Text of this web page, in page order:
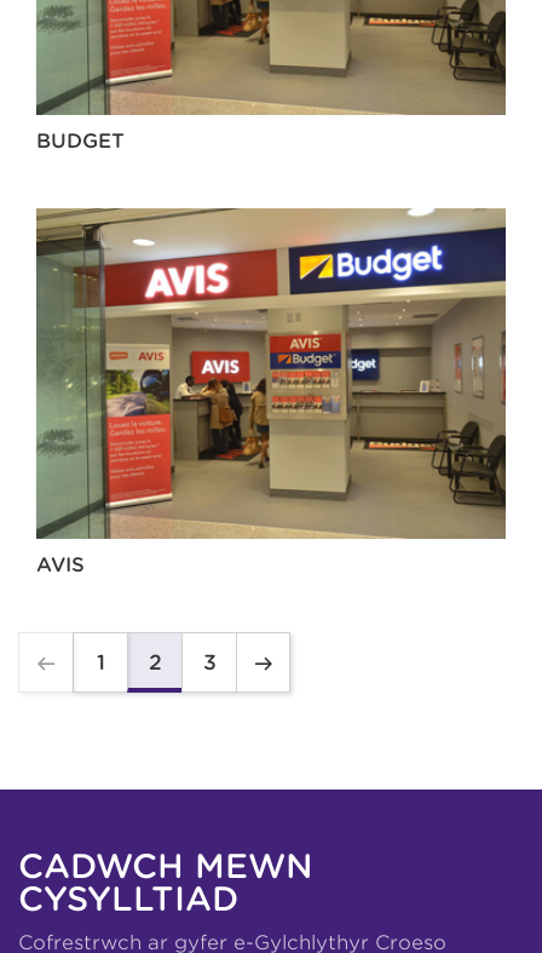
BUDGET
AVIS
1 2 3
CADWCH MEWN
CYSYLLTIAD
Cofrestrwch ar gyfer e-Gylchlythyr Croeso